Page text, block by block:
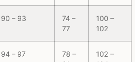
90 – 93
74 –
77
100 –
102
94 – 97
78 –
102 –